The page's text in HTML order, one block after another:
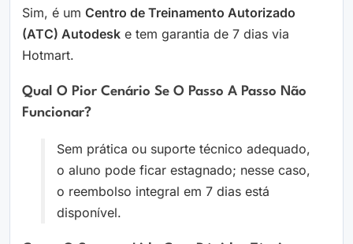
Sim, é um Centro de Treinamento Autorizado
(ATC) Autodesk e tem garantia de 7 dias via
Hotmart.
Qual O Pior Cenário Se O Passo A Passo Não
Funcionar?
Sem prática ou suporte técnico adequado,
o aluno pode ficar estagnado; nesse caso,
o reembolso integral em 7 dias está
disponível.